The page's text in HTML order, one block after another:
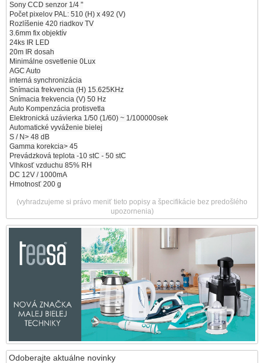
Odoberajte aktuálne novinky
Sony CCD senzor 1/4 "
Počet pixelov PAL: 510 (H) x 492 (V)
Rozlíšenie 420 riadkov TV
3.6mm fix objektív
24ks IR LED
20m IR dosah
Minimálne osvetlenie 0Lux
AGC Auto
interná synchronizácia
Snímacia frekvencia (H) 15.625KHz
Snímacia frekvencia (V) 50 Hz
Auto Kompenzácia protisvetla
Elektronická uzávierka 1/50 (1/60) ~ 1/100000sek
Automatické vyváženie bielej
S / N> 48 dB
Gamma korekcia> 45
Prevádzková teplota -10 stC - 50 stC
Vlhkosť vzduchu 85% RH
DC 12V / 1000mA
Hmotnosť 200 g
(vyhradzujeme si právo meniť tieto popisy a špecifikácie bez predošlého
upozornenia)